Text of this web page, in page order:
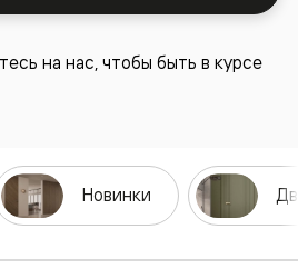
на нас, чтобы быть в курсе
Новинки